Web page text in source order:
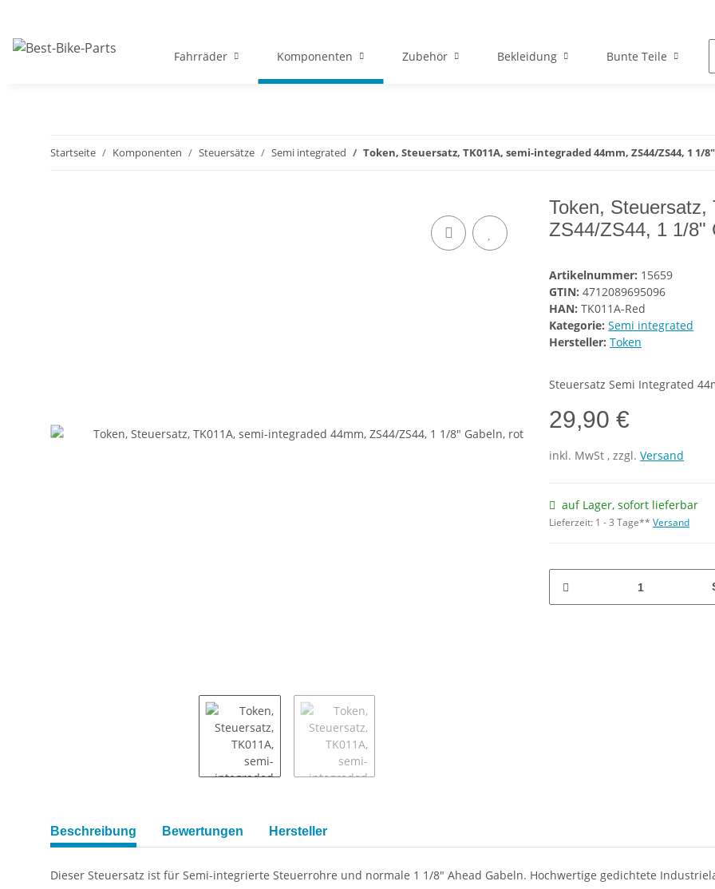
Fahrräder Komponenten Zubehör Bekleidung Bunte Teile
Startseite Komponenten Steuersätze Semi integrated Token, Steuersatz, TK011A, semi-integraded 44mm, ZS44/ZS44, 1 1/
Token, Steuersatz,
ZS44/ZS44, 1 1/8"
Artikelnummer: 15659
GTIN: 4712089695096
HAN: TK011A-Red
Kategorie: Semi integrated
Hersteller: Token
Steuersatz Semi Integrated
29,90 €
inkl. MwSt , zzgl. Versand
auf Lager, sofort lieferbar
Lieferzeit: 1 - 3 Tage** Versand
Beschreibung Bewertungen Hersteller
Dieser Steuersatz ist für Semi-integrierte Steuerrohre und normale 1 1/8" Ahead Gabeln. Hochwertige gedichtete